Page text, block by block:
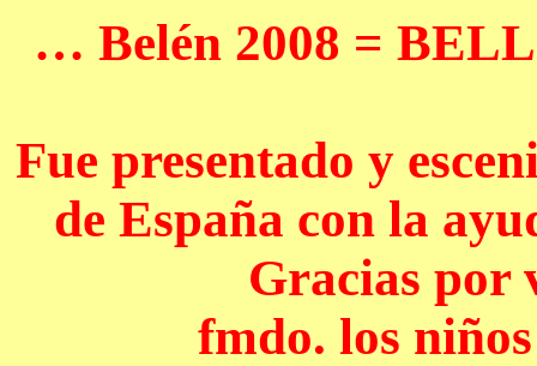
… Belén 2008 =
Fue presentado y
de España con la
Gracias por
fmdo. los